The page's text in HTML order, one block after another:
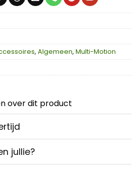
, Algemeen, Multi-Motion
over dit product
jullie?